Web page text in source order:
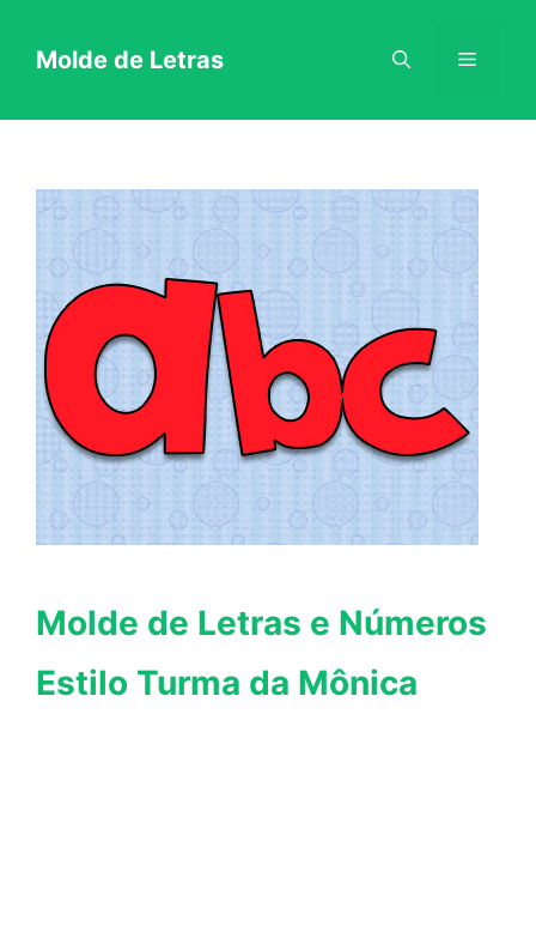
paraMolde de Letras Menu
Molde de Letras e Números
Estilo Turma da Mônica